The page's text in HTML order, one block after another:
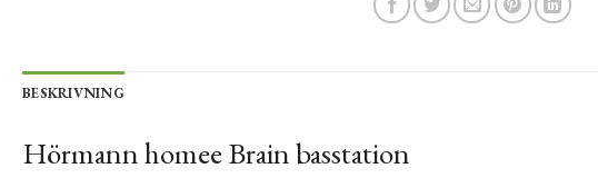
BESKRIVNING
Hörmann homee Brain basstation